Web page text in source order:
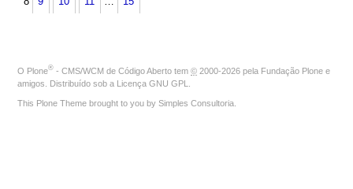
O Plone® - CMS/WCM de Código Aberto tem © 2000-2026 pela Fundação Plone e
amigos. Distribuído sob a Licença GNU GPL
This Plone Theme brought to you by Simples Consultoria